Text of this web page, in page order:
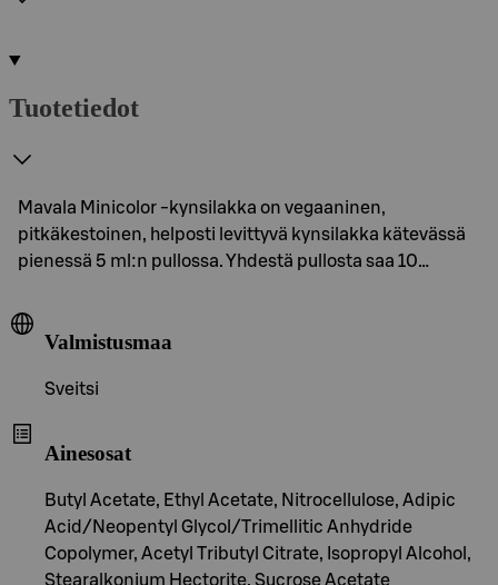
Tuotetiedot
Mavala Minicolor -kynsilakka on vegaaninen,
pitkäkestoinen, helposti levittyvä kynsilakka kätevässä
pienessä 5 ml:n pullossa. Yhdestä pullosta saa 10…
Valmistusmaa
Sveitsi
Ainesosat
Butyl Acetate, Ethyl Acetate, Nitrocellulose, Adipic
Acid/Neopentyl Glycol/Trimellitic Anhydride
Copolymer, Acetyl Tributyl Citrate, Isopropyl Alcohol,
Stearalkonium Hectorite, Sucrose Acetate